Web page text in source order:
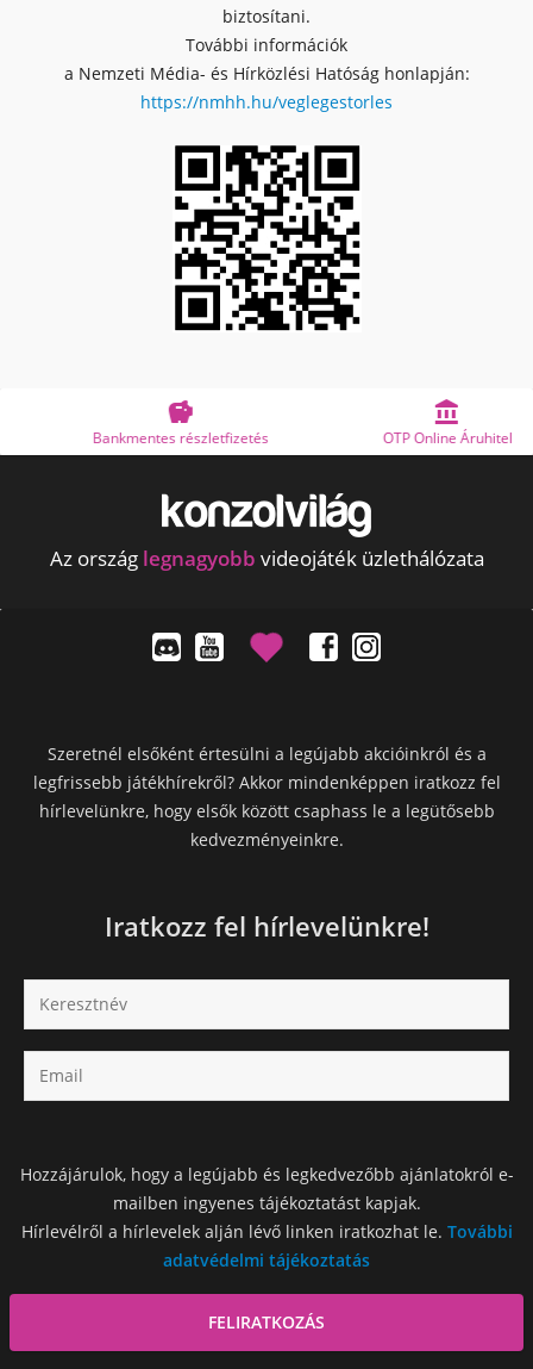
biztosítani.
További információk
a Nemzeti Média- és Hírközlési Hatóság honlapján:
https://nmhh.hu/veglegestorles
Bankmentes részletfizetés OTP Online Áruhitel
Az ország legnagyobb videojáték üzlethálózata
Szeretnél elsőként értesülni a legújabb akcióinkról és a
legfrissebb játékhírekről? Akkor mindenképpen iratkozz fel
hírlevelünkre, hogy elsők között csaphass le a legütősebb
kedvezményeinkre.
Iratkozz fel hírlevelünkre!
Hozzájárulok, hogy a legújabb és legkedvezőbb ajánlatokról e-
mailben ingyenes tájékoztatást kapjak.
Hírlevélről a hírlevelek alján lévő linken iratkozhat le. További
adatvédelmi tájékoztatás